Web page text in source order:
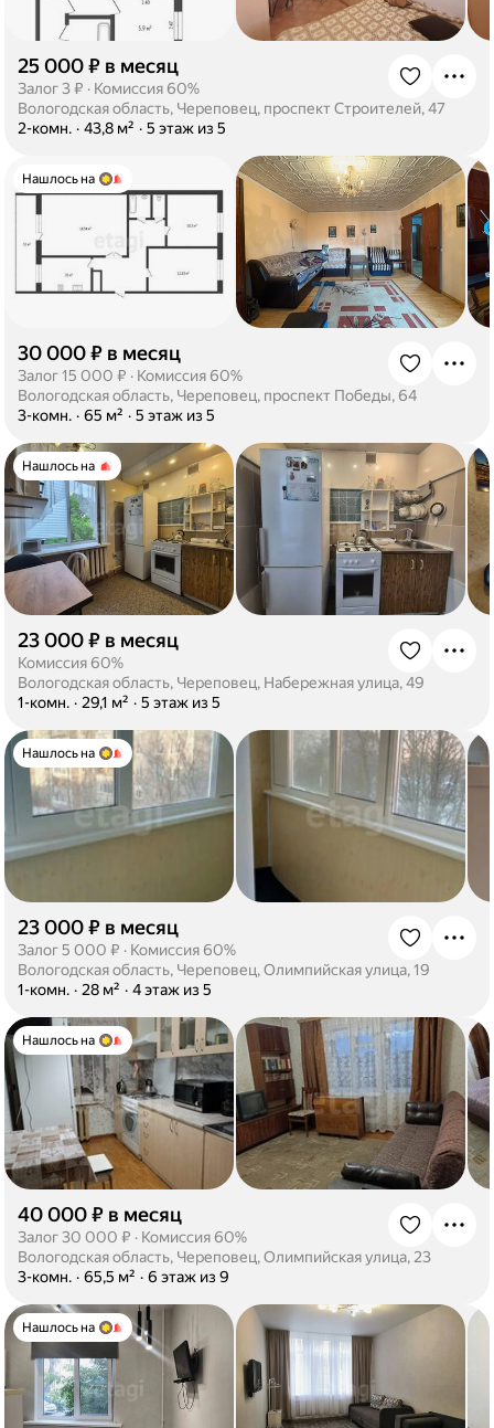
25 000 ₽ в месяц
Залог 3 ₽ · Комиссия 60%
Вологодская область, Череповец, проспект Строителей, 47
2-комн. · 43,8 м² · 5 этаж из 5
Нашлось на
30 000 ₽ в месяц
Залог 15 000 ₽ · Комиссия 60%
Вологодская область, Череповец, проспект Победы, 64
3-комн. · 65 м² · 5 этаж из 5
Нашлось на
23 000 ₽ в месяц
Комиссия 60%
Вологодская область, Череповец, Набережная улица, 49
1-комн. · 29,1 м² · 5 этаж из 5
Нашлось на
23 000 ₽ в месяц
Залог 5 000 ₽ · Комиссия 60%
Вологодская область, Череповец, Олимпийская улица, 19
1-комн. · 28 м² · 4 этаж из 5
Нашлось на
40 000 ₽ в месяц
Залог 30 000 ₽ · Комиссия 60%
Вологодская область, Череповец, Олимпийская улица, 23
3-комн. · 65,5 м² · 6 этаж из 9
Нашлось на